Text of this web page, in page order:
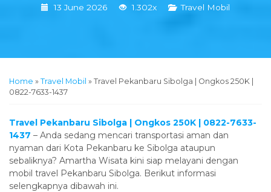
13 June 2026 1.302x Travel Mobil
Home » Travel Mobil » Travel Pekanbaru Sibolga | Ongkos 250K |
0822-7633-1437
Travel Pekanbaru Sibolga | Ongkos 250K | 0822-7633-
1437 – Anda sedang mencari transportasi aman dan
nyaman dari Kota Pekanbaru ke Sibolga ataupun
sebaliknya? Amartha Wisata kini siap melayani dengan
mobil travel Pekanbaru Sibolga. Berikut informasi
selengkapnya dibawah ini.